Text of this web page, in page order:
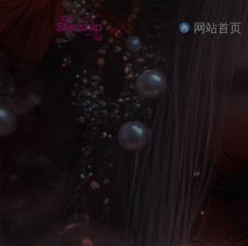
网站首页